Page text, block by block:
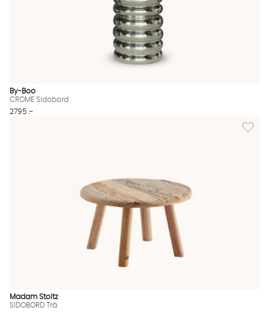
By-Boo
CROME Sidobord
2795 :-
Lägg
Madam Stoltz
SIDOBORD Trä